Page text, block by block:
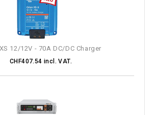
12/12V - 70A DC/DC Charger
CHF407.54 incl. VAT.